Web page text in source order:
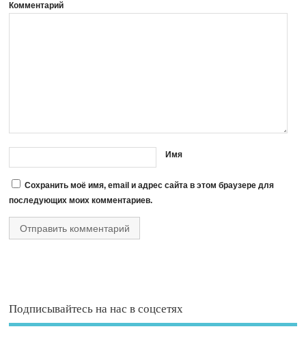
Комментарий
Имя
Сохранить моё имя, email и адрес сайта в этом браузере для
последующих моих комментариев.
Подписывайтесь на нас в соцсетях